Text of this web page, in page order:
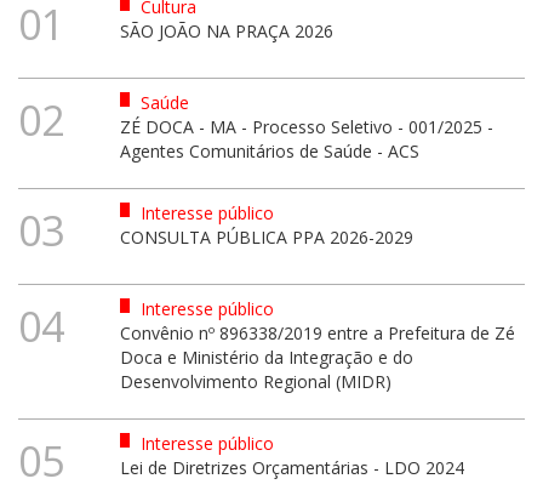
01
Cultura
SÃO JOÃO NA PRAÇA 2026
02
Saúde
ZÉ DOCA - MA - Processo Seletivo - 001/2025 -
Agentes Comunitários de Saúde - ACS
03
Interesse público
CONSULTA PÚBLICA PPA 2026-2029
04
Interesse público
Convênio nº 896338/2019 entre a Prefeitura de Zé
Doca e Ministério da Integração e do
Desenvolvimento Regional (MIDR)
05
Interesse público
Lei de Diretrizes Orçamentárias - LDO 2024